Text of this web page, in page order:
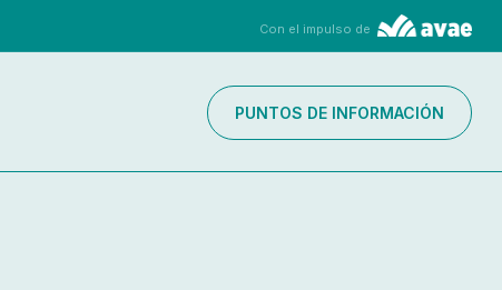
Con el impulso de
PUNTOS DE INFORMACIÓN